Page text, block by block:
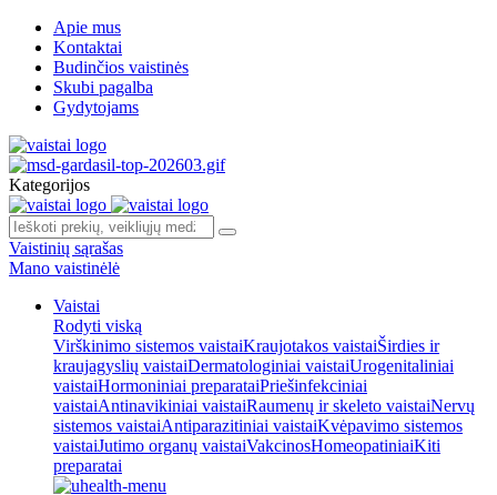
Apie mus
Kontaktai
Budinčios vaistinės
Skubi pagalba
Gydytojams
Kategorijos
Vaistinių sąrašas
Mano vaistinėlė
Vaistai
Rodyti viską
Virškinimo sistemos vaistaiKraujotakos vaistaiŠirdies ir
kraujagyslių vaistaiDermatologiniai vaistaiUrogenitaliniai
vaistaiHormoniniai preparataiPriešinfekciniai
vaistaiAntinavikiniai vaistaiRaumenų ir skeleto vaistaiNervų
sistemos vaistaiAntiparazitiniai vaistaiKvėpavimo sistemos
vaistaiJutimo organų vaistaiVakcinosHomeopatiniaiKiti
preparatai